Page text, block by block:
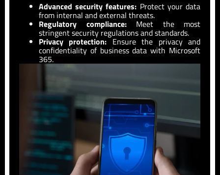
Advanced security features: Protect your data
from internal and external threats.
Regulatory compliance:Meet the most
stringent security regulations and standards.
Privacy protection:Ensure the privacy and
confidentiality of business data with Microsoft
365.